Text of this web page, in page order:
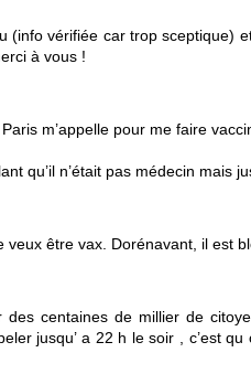
(info vérifiée car trop sceptique)
à vous !
m’appelle pour me faire
qu’il n’était pas médecin mais
veux être vax. Dorénavant, il est
centaines de millier de
jusqu’ a 22 h le soir , c’est